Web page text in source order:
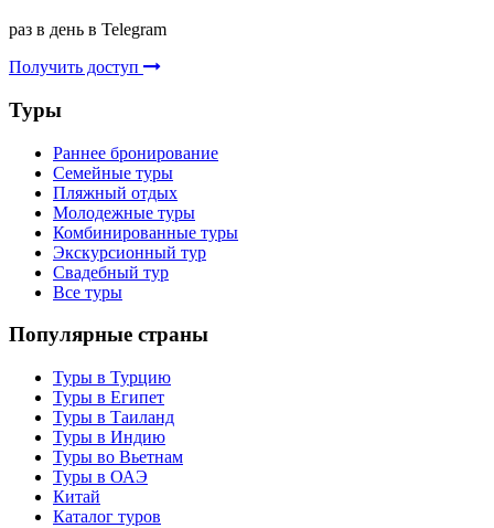
раз в день в Telegram
Получить доступ
Туры
Раннее бронирование
Семейные туры
Пляжный отдых
Молодежные туры
Комбинированные туры
Экскурсионный тур
Свадебный тур
Все туры
Популярные страны
Туры в Турцию
Туры в Египет
Туры в Таиланд
Туры в Индию
Туры во Вьетнам
Туры в ОАЭ
Китай
Каталог туров